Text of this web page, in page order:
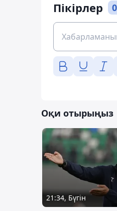
Пікірлер 0
Оқи отырыңыз
21:34, Бүгін